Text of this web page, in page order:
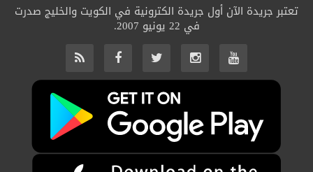
تعتبر جريدة الآن أول جريدة الكترونية في الكويت والخليج صدرت
في 22 يونيو 2007.